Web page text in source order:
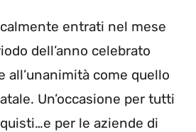
entrati nel mese
dell’anno celebrato
all’unanimità come quello
Un’occasione per tutti
per le aziende di